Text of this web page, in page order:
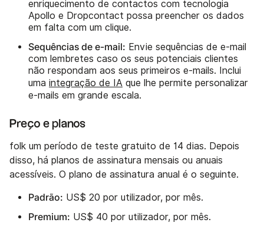
enriquecimento de contactos com tecnologia
Apollo e Dropcontact possa preencher os dados
em falta com um clique.
Sequências de e-mail: Envie sequências de e-mail
com lembretes caso os seus potenciais clientes
não respondam aos seus primeiros e-mails. Inclui
uma integração de IA que lhe permite personalizar
e-mails em grande escala.
Preço e planos
folk um período de teste gratuito de 14 dias. Depois
disso, há planos de assinatura mensais ou anuais
acessíveis. O plano de assinatura anual é o seguinte.
Padrão: US$ 20 por utilizador, por mês.
Premium: US$ 40 por utilizador, por mês.